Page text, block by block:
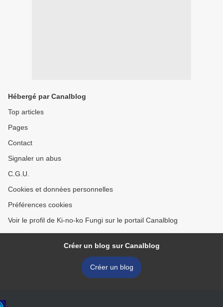
Hébergé par Canalblog
Top articles
Pages
Contact
Signaler un abus
C.G.U.
Cookies et données personnelles
Préférences cookies
Voir le profil de Ki-no-ko Fungi sur le portail Canalblog
Créer un blog sur Canalblog
Créer un blog